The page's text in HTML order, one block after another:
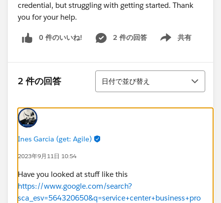
credential, but struggling with getting started. Thank
you for your help.
0 件のいいね! 2 件の回答 共有
Show menu
2 件の回答
並び替え
日付で並び替え
Ines Garcia (get: Agile)
2023年9月11日 10:54
Have you looked at stuff like this
https://www.google.com/search?
sca_esv=564320650&q=service+center+business+pro